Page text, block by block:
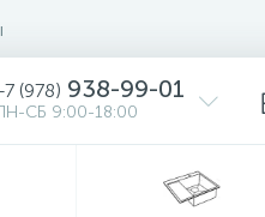
(978) 938-99-01
СБ 9:00-18:00